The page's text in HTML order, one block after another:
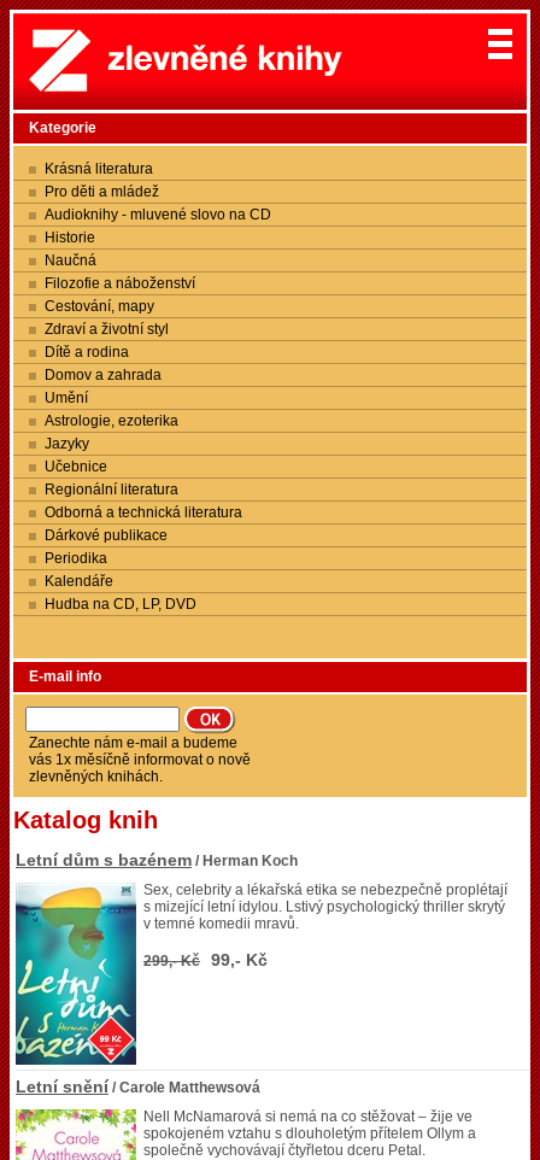
Kategorie
Krásná literatura
Pro děti a mládež
Audioknihy - mluvené slovo na CD
Historie
Naučná
Filozofie a náboženství
Cestování, mapy
Zdraví a životní styl
Dítě a rodina
Domov a zahrada
Umění
Astrologie, ezoterika
Jazyky
Učebnice
Regionální literatura
Odborná a technická literatura
Dárkové publikace
Periodika
Kalendáře
Hudba na CD, LP, DVD
E-mail info
Zanechte nám e-mail a budeme
vás 1x měsíčně informovat o nově
zlevněných knihách.
Katalog knih
Letní dům s bazénem / Herman Koch
Sex, celebrity a lékařská etika se nebezpečně proplétají
s mizející letní idylou. Lstivý psychologický thriller skrytý
v temné komedii mravů.
299,- Kč 99,- Kč
Letní snění / Carole Matthewsová
Nell McNamarová si nemá na co stěžovat – žije ve
spokojeném vztahu s dlouholetým přítelem Ollym a
společně vychovávají čtyřletou dceru Petal.